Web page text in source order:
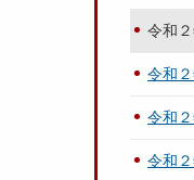
令和
令和
令和
令和